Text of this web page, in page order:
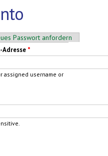
Passwort anfordern
Adresse *
assigned username or